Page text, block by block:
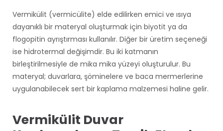
Vermikülit (vermicülite) elde edilirken emici ve ısıya
dayanıklı bir materyal oluşturmak için biyotit ya da
flogopitin ayrıştırması kullanılır. Diğer bir üretim seçeneği
ise hidrotermal değişimdir. Bu iki katmanın
birleştirilmesiyle de mika mika yüzeyi oluşturulur. Bu
materyal; duvarlara, şöminelere ve baca mermerlerine
uygulanabilecek sert bir kaplama malzemesi haline gelir.
Vermikülit Duvar